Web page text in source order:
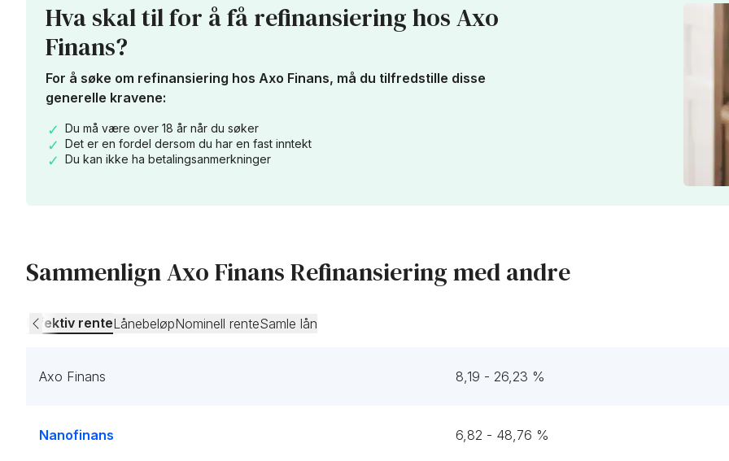
Hva skal til for å få refinansiering hos Axo
Finans?
For å søke om refinansiering hos Axo Finans, må du tilfredstille disse
generelle kravene:
Du må være over 18 år når du søker
Det er en fordel dersom du har en fast inntekt
Du kan ikke ha betalingsanmerkninger
Sammenlign Axo Finans Refinansiering med andre
Effektiv renteLånebeløpNominell renteSamle lån
Axo Finans 8,19 - 26,23 %
Nanofinans 6,82 - 48,76 %